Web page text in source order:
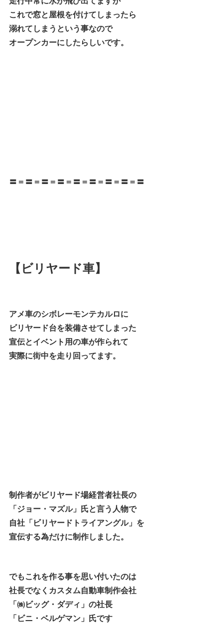
これで窓と屋根を付けてしまったら
溺れてしまうという事なので
オープンカーにしたらしいです。
〓＝〓＝〓＝〓＝〓＝〓＝〓＝〓＝〓
【ビリヤード車】
アメ車のシボレーモンテカルロに
ビリヤード台を装備させてしまった
宣伝とイベント用の車が作られて
実際に街中を走り回ってます。
制作者がビリヤード場経営者社長の
「ジョー・マズル」氏と言う人物で
自社「ビリヤードトライアングル」を
宣伝する為だけに制作しました。
でもこれを作る事を思い付いたのは
社長でなくカスタム自動車制作会社
「㈱ビッグ・ダディ」の社長
「ビニ・ベルゲマン」氏です